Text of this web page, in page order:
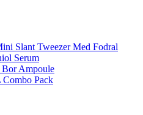
Slant Tweezer Med Fodral
Serum
Ampoule
Pack